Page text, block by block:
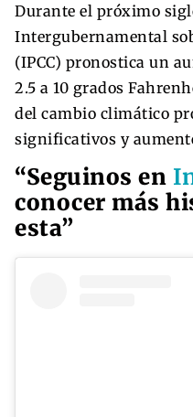
Durante el próximo
Intergubernamental
(IPCC) pronostica un
2.5 a 10 grados
del cambio climático
significativos y
“Seguinos en
conocer más
esta”